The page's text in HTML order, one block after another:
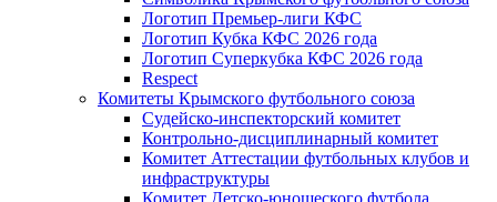
Логотип Премьер-лиги КФС
Логотип Кубка КФС 2026 года
Логотип Суперкубка КФС 2026 года
Respect
Комитеты Крымского футбольного союза
Судейско-инспекторский комитет
Контрольно-дисциплинарный комитет
Комитет Аттестации футбольных клубов и
инфраструктуры
Комитет Детско-юношеского футбола